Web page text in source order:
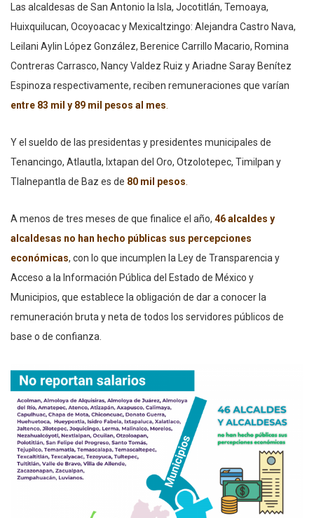
Las alcaldesas de San Antonio la Isla, Jocotitlán, Temoaya,
Huixquilucan, Ocoyoacac y Mexicaltzingo: Alejandra Castro Nava,
Leilani Aylin López González, Berenice Carrillo Macario, Romina
Contreras Carrasco, Nancy Valdez Ruiz y Ariadne Saray Benítez
Espinoza respectivamente, reciben remuneraciones que varían
entre 83 mil y 89 mil pesos al mes
Y el sueldo de las presidentas y presidentes municipales de
Tenancingo, Atlautla, Ixtapan del Oro, Otzolotepec, Timilpan y
Tlalnepantla de Baz es de 80 mil pesos
A menos de tres meses de que finalice el año, 46 alcaldes y
alcaldesas no han hecho públicas sus percepciones
económicas, con lo que incumplen la Ley de Transparencia y
Acceso a la Información Pública del Estado de México y
Municipios, que establece la obligación de dar a conocer la
remuneración bruta y neta de todos los servidores públicos de
base o de confianza.